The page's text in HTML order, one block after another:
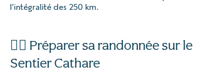
l’intégralité des 250 km.
🚶‍♀️ Préparer sa randonnée sur le
Sentier Cathare